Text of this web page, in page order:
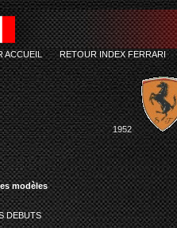
modèles
DEBUTS
ACCUEIL-RETOUR INDEX FERRARI
1952